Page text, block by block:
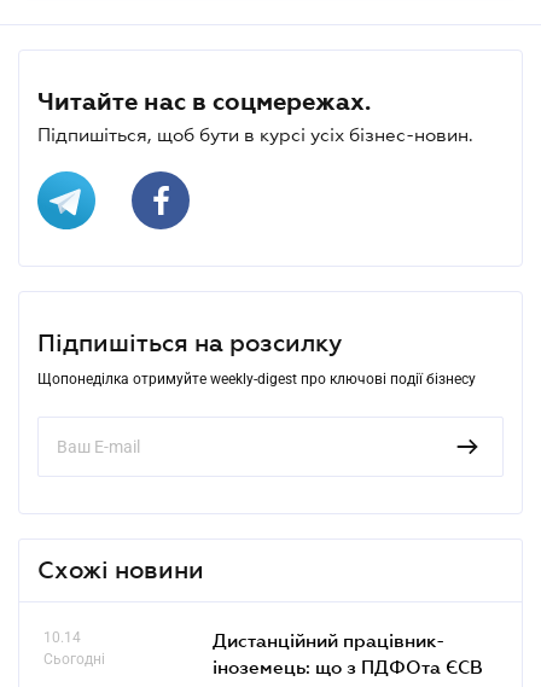
Читайте нас в соцмережах.
Підпишіться, щоб бути в курсі усіх бізнес-новин.
Підпишіться на розсилку
Щопонеділка отримуйте weekly-digest про ключові події бізнесу
Схожі новини
10.14
Сьогодні
Дистанційний працівник-
іноземець: що з ПДФОта ЄСВ